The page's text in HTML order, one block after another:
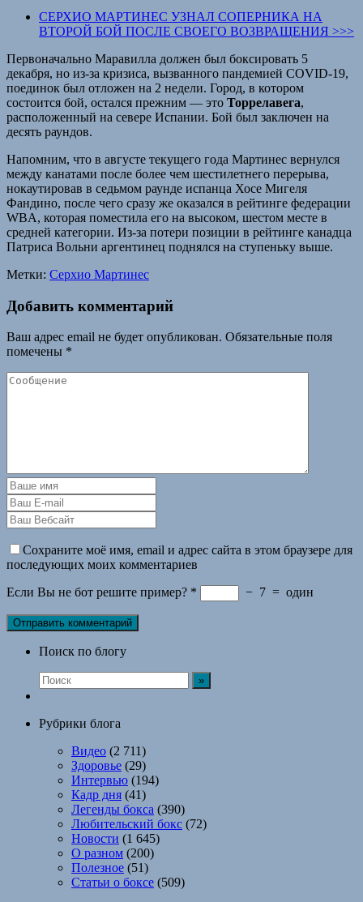
СЕРХИО МАРТИНЕС УЗНАЛ СОПЕРНИКА НА
ВТОРОЙ БОЙ ПОСЛЕ СВОЕГО ВОЗВРАЩЕНИЯ >>>
Первоначально Маравилла должен был боксировать 5
декабря, но из-за кризиса, вызванного пандемией COVID-19,
поединок был отложен на 2 недели. Город, в котором
состоится бой, остался прежним — это Торрелавега,
расположенный на севере Испании. Бой был заключен на
десять раундов.
Напомним, что в августе текущего года Мартинес вернулся
между канатами после более чем шестилетнего перерыва,
нокаутировав в седьмом раунде испанца Хосе Мигеля
Фандино, после чего сразу же оказался в рейтинге федерации
WBA, которая поместила его на высоком, шестом месте в
средней категории. Из-за потери позиции в рейтинге канадца
Патриса Вольни аргентинец поднялся на ступеньку выше.
Метки: Серхио Мартинес
Добавить комментарий
Ваш адрес email не будет опубликован. Обязательные поля
помечены *
Сохраните моё имя, email и адрес сайта в этом браузере для
последующих моих комментариев
Если Вы не бот решите пример? * − 7 = один
Поиск по блогу
Рубрики блога
Видео (2 711)
Здоровье (29)
Интервью (194)
Кадр дня (41)
Легенды бокса (390)
Любительский бокс (72)
Новости (1 645)
О разном (200)
Полезное (51)
Статьи о боксе (509)